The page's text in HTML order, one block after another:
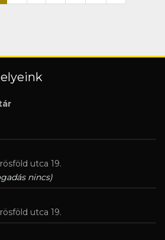
utca 19.
nincs)
utca 19.